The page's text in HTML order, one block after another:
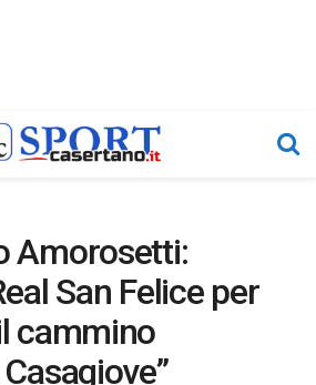
Amorosetti:
San Felice per
cammino